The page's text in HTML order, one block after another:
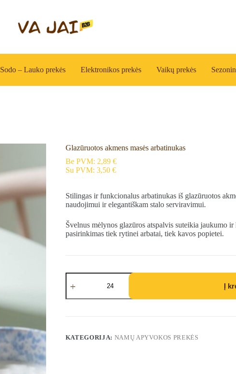
Sodo – Lauko prekės Elektronikos prekės Vaikų prekės
Glazūruotos akmens masės arbatinukas
Be PVM: 2,89 €
Su PVM: 3,50 €
Stilingas ir funkcionalus arbatinukas iš glazūruotos
naudojimui ir elegantiškam stalo serviravimui.
Švelnus mėlynos glazūros atspalvis suteikia jaukumo
pasirinkimas tiek rytinei arbatai, tiek kavos popietei.
produkto
kiekis:
akmens
Į
KATEGORIJA: NAMŲ APYVOKOS PREKĖS